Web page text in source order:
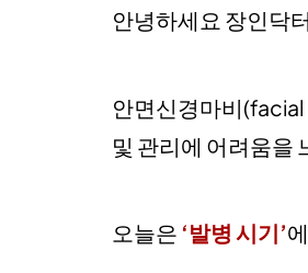
안녕하세요 장인닥
안면신경마비(facial
및 관리에 어려움을
오늘은 ‘발병 시기’